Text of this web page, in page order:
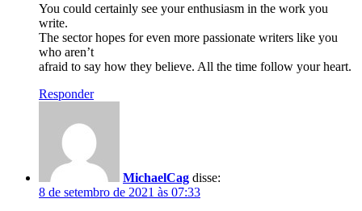
You could certainly see your enthusiasm in the work you
write.
The sector hopes for even more passionate writers like you
who aren’t
afraid to say how they believe. All the time follow your heart.
Responder
MichaelCag disse:
8 de setembro de 2021 às 07:33